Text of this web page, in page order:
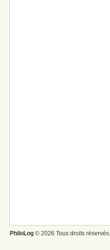
PhiloLog © 2026 Tous droits réservés.